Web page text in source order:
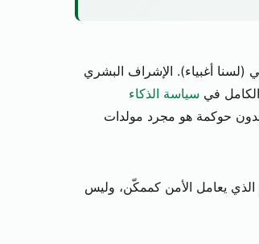
(لسنا أغبياء). الإشراف البشري
في سياسة الذكاء
حوكمة هو مجرد مولدات
الذي يعامل الأمن كممكّن، وليس